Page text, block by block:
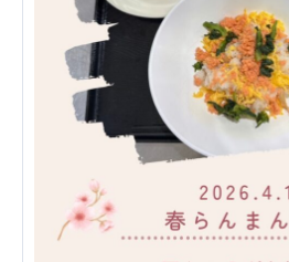
株式会社 爽やかな風九州
爽やかな風九州
株式
七
社会福祉法人 福ふく
福ふく
株式会社
せきれい
社会福祉法人 心の会
心の会
医療（共に生きる仲間達）